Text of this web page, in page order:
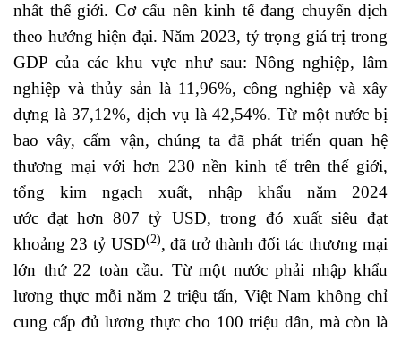
nhất thế giới. Cơ cấu nền kinh tế đang chuyển dịch
theo hướng hiện đại. Năm 2023, tỷ trọng giá trị trong
GDP của các khu vực như sau: Nông nghiệp, lâm
nghiệp và thủy sản là 11,96%, công nghiệp và xây
dựng là 37,12%, dịch vụ là 42,54%. Từ một nước bị
bao vây, cấm vận, chúng ta đã phát triển quan hệ
thương mại với hơn 230 nền kinh tế trên thế giới,
tổng kim ngạch xuất, nhập khẩu năm 2024
ước đạt hơn 807 tỷ USD, trong đó xuất siêu đạt
khoảng 23 tỷ USD(2), đã trở thành đối tác thương mại
lớn thứ 22 toàn cầu. Từ một nước phải nhập khẩu
lương thực mỗi năm 2 triệu tấn, Việt Nam không chỉ
cung cấp đủ lương thực cho 100 triệu dân, mà còn là